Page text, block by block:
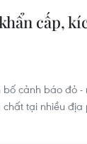
cấp,
cảnh báo đỏ
tại nhiều địa